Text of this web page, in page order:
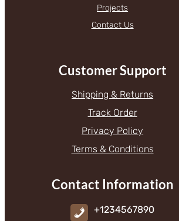
Projects
Contact Us
Customer Support
Shipping & Returns
Track Order
Privacy Policy
Terms & Conditions
Contact Information
+1234567890